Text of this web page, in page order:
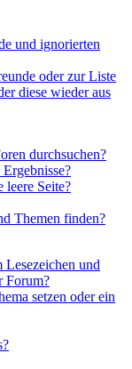
und ignorierten
oder zur Liste
diese wieder aus
durchsuchen?
leere Seite?
Themen finden?
Lesezeichen und
Forum?
setzen oder ein